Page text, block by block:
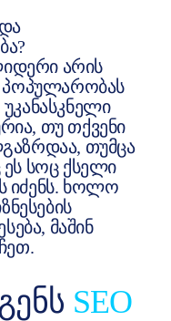
არის
პოპულარობას
უკანასკნელი
თუ თქვენი
თუმცა
ეს სოც ქსელი
იძენს. ხოლო
მაშინ
SEO